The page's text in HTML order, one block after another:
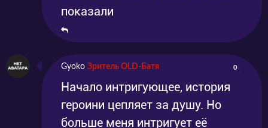
показали
Gyoko Зритель OLD-Батя 0
Начало интригующее, история
героини цепляет за душу. Но
больше меня интригует её